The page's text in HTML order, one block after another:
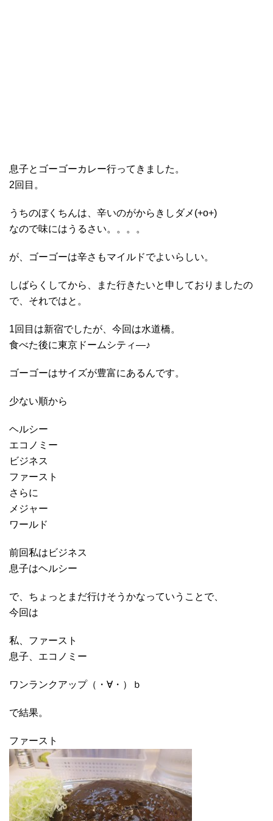
息子とゴーゴーカレー行ってきました。
2回目。
うちのぼくちんは、辛いのがからきしダメ(+o+)
なので味にはうるさい。。。。
が、ゴーゴーは辛さもマイルドでよいらしい。
しばらくしてから、また行きたいと申しておりましたの
で、それではと。
1回目は新宿でしたが、今回は水道橋。
食べた後に東京ドームシティ―♪
ゴーゴーはサイズが豊富にあるんです。
少ない順から
ヘルシー
エコノミー
ビジネス
ファースト
さらに
メジャー
ワールド
前回私はビジネス
息子はヘルシー
で、ちょっとまだ行けそうかなっていうことで、
今回は
私、ファースト
息子、エコノミー
ワンランクアップ（・∀・）ｂ
で結果。
ファースト